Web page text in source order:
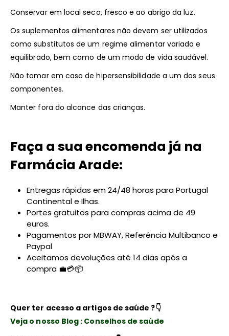
Conservar em local seco, fresco e ao abrigo da luz.
Os suplementos alimentares não devem ser utilizados
como substitutos de um regime alimentar variado e
equilibrado, bem como de um modo de vida saudável.
Não tomar em caso de hipersensibilidade a um dos seus
componentes.
Manter fora do alcance das crianças.
Faça a sua encomenda já na
Farmácia Arade:
Entregas rápidas em 24/48 horas para Portugal
Continental e Ilhas.
Portes gratuitos para compras acima de 49
euros.
Pagamentos por MBWAY, Referência Multibanco e
Paypal
Aceitamos devoluções até 14 dias após a
compra 💼💳📦
Quer ter acesso a artigos de saúde ?👇
Veja o nosso Blog : Conselhos de saúde